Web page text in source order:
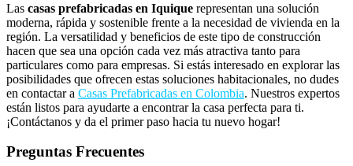
Las casas prefabricadas en Iquique representan una solución
moderna, rápida y sostenible frente a la necesidad de vivienda en la
región. La versatilidad y beneficios de este tipo de construcción
hacen que sea una opción cada vez más atractiva tanto para
particulares como para empresas. Si estás interesado en explorar las
posibilidades que ofrecen estas soluciones habitacionales, no dudes
en contactar a Casas Prefabricadas en Colombia. Nuestros expertos
están listos para ayudarte a encontrar la casa perfecta para ti.
¡Contáctanos y da el primer paso hacia tu nuevo hogar!
Preguntas Frecuentes